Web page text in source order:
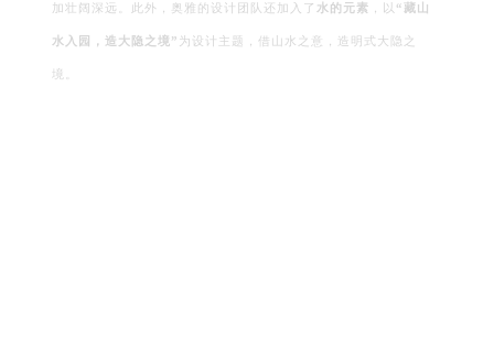
加壮阔深远。此外，奥雅的设计团队还加入了 水的元素 ，以 “藏山
水入园，造大隐之境” 为设计主题，借山水之意，造明式大隐之
境。